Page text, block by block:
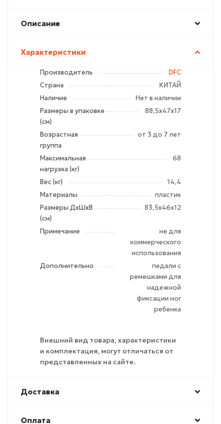
Описание
Характеристики
Производитель
DFC
Страна
КИТАЙ
Наличие
Нет в наличии
Размеры в упаковке
(см)
88,5х47х17
Возрастная
группа
от 3 до 7 лет
Максимальная
нагрузка (кг)
68
Вес (кг)
14,4
Материалы
пластик
Размеры ДхШхВ
(см)
83,5х46х12
Примечание
не для
коммерческого
использования
Дополнительно
педали с
ремешками для
надежной
фиксации ног
ребенка
Внешний вид товара, характеристики
и комплектация, могут отличаться от
представленных на сайте.
Доставка
Оплата